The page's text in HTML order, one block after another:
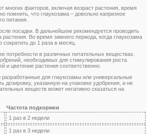
многих факторов, включая возраст растения, время
помнить, что глаукозама – довольно капризное
питания.
посадки. В дальнейшем рекомендуется проводить
Во время зимнего периода, когда глаукозама
до 1 раза в месяц.
потребности в различных питательных веществах.
необходимых для стимулирования роста
и цветение растения соответственно.
для глаукозамы или универсальные
указанную на упаковке удобрения, и не
веществ может негативно сказаться на
Частота подкормки
1 раз в 2 недели
1 раз в 3 недели